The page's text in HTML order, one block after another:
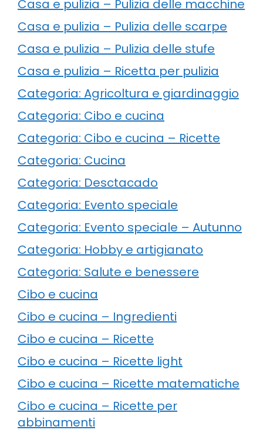
Casa e pulizia – Pulizia delle macchine
Casa e pulizia – Pulizia delle scarpe
Casa e pulizia – Pulizia delle stufe
Casa e pulizia – Ricetta per pulizia
Categoria: Agricoltura e giardinaggio
Categoria: Cibo e cucina
Categoria: Cibo e cucina – Ricette
Categoria: Cucina
Categoria: Desctacado
Categoria: Evento speciale
Categoria: Evento speciale – Autunno
Categoria: Hobby e artigianato
Categoria: Salute e benessere
Cibo e cucina
Cibo e cucina – Ingredienti
Cibo e cucina – Ricette
Cibo e cucina – Ricette light
Cibo e cucina – Ricette matematiche
Cibo e cucina – Ricette per
abbinamenti